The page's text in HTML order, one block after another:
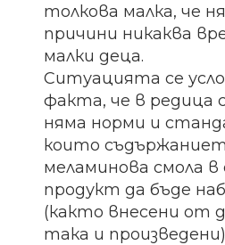
толкова малка, че
причини никаква
малки деца.
Ситуацията се
факта, че в редица
няма норми и
които
меламинова смола в
продукт да бъде
(както внесени от
така и